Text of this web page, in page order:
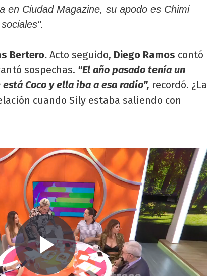
en Ciudad Magazine, su apodo es Chimi
Bertero. Acto seguido, Diego Ramos contó
sospechas. "El año pasado tenía un
Coco y ella iba a esa radio", recordó. ¿La
cuando Sily estaba saliendo con